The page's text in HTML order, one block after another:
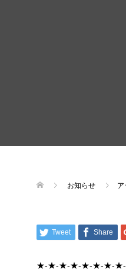
お知らせ ア
Tweet Share
★-★-★-★-★-★-★-